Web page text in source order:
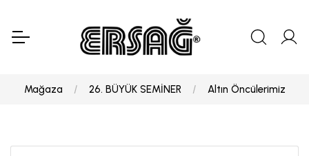
Mağaza 26. BÜYÜK SEMİNER Altın Öncülerimiz